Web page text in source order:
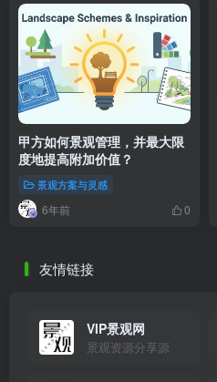
甲方如何景观管理，并最大限
度地提高附加价值？
景观方案与灵感
6年前 0
友情链接
VIP景观网
景观资源分享源